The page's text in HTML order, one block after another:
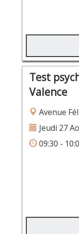
Test
Valence
Avenue
Jeudi 27
09:30 -